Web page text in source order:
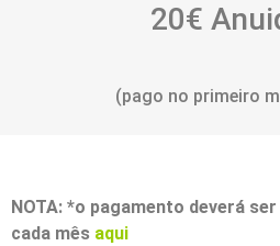
20€
(pago no primeiro
NOTA: *o pagamento deverá
cada mês aqui